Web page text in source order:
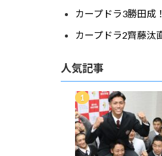
カープドラ3勝田成
カープドラ2齊藤汰
人気記事